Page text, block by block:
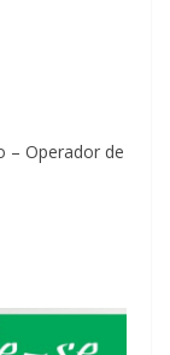
– Operador de